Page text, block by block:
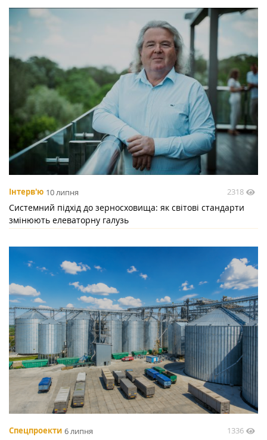
Інтерв'ю 10 липня 2318
Системний підхід до зерносховища: як світові стандарти
змінюють елеваторну галузь
Спецпроекти 6 липня 1336